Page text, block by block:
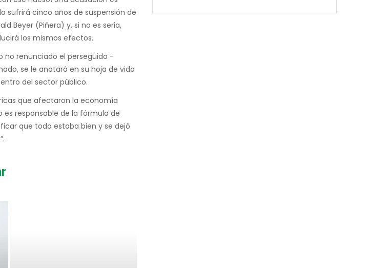
sufrirá cinco años de suspensión de
Beyer (Piñera) y, si no es seria,
los mismos efectos.
no renunciado el perseguido -
se le anotará en su hoja de vida
del sector público.
que afectaron la economía
es responsable de la fórmula de
que todo estaba bien y se dejó